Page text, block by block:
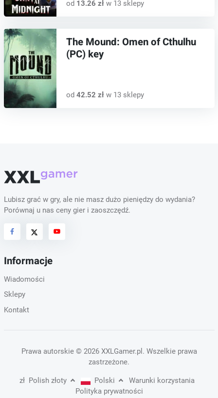
od 13.26 złw 13 sklepy
The Mound: Omen of Cthulhu
(PC) key
od 42.52 złw 13 sklepy
Lubisz grać w gry, ale nie masz dużo pieniędzy do wydania?
Porównaj u nas ceny gier i zaoszczędź.
Informacje
Wiadomości
Sklepy
Kontakt
Prawa autorskie © 2026 XXLGamer.pl . Wszelkie prawa
zastrzeżone.
zł Polish złoty Polski
Warunki korzystania
Polityka prywatności